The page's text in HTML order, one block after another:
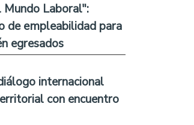
Laboral":
de empleabilidad para
egresados
internacional
con encuentro